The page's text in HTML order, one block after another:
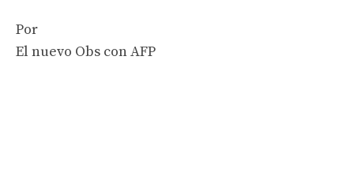
Por
El nuevo Obs con AFP